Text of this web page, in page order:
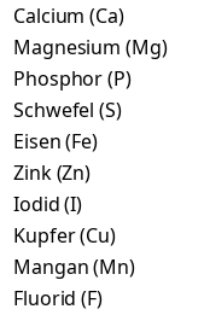
Calcium (Ca)
Magnesium (Mg)
Phosphor (P)
Schwefel (S)
Eisen (Fe)
Zink (Zn)
Iodid (I)
Kupfer (Cu)
Mangan (Mn)
Fluorid (F)